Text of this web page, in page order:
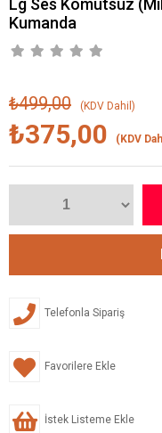
Lg Ses Komutsuz
Kumanda
₺499,00 (KDV Dahil)
₺375,00 (KDV
Telefonla Sipariş
Favorilere Ekle
İstek Listeme Ekle